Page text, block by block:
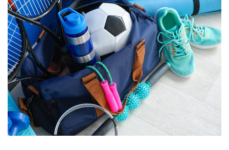
Kariera
Galeria
Kontakt
801
502
302